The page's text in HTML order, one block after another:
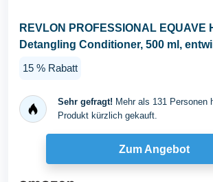
REVLON PROFESSIONAL EQUAVE
Detangling Conditioner, 500 ml,
15 % Rabatt
Sehr gefragt! Mehr als 131 Personen
Produkt kürzlich gekauft.
Zum Angebot